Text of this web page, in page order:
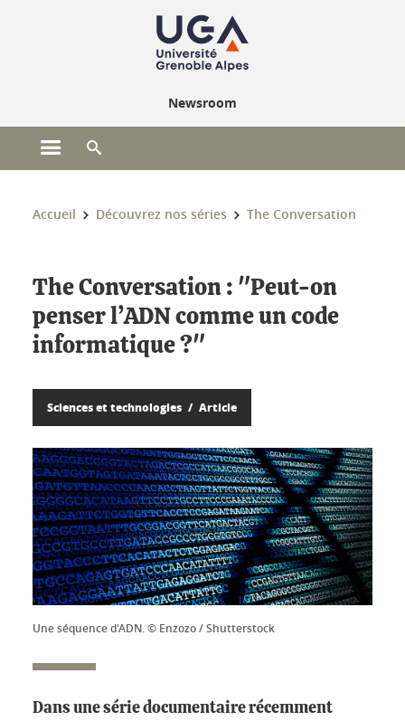
Newsroom
Ouvrir le menu principal
Vous êtes ici :
Accueil Découvrez nos séries The Conversation
The Conversation : "Peut-on
penser l’ADN comme un code
informatique ?"
Sciences et technologies Article
Une séquence d'ADN. © Enzozo / Shutterstock
Dans une série documentaire récemment